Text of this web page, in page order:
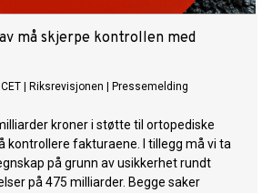
må skjerpe kontrollen med
Riksrevisjonen Pressemelding
kroner i støtte til ortopediske
kontrollere fakturaene. I tillegg må vi ta
på grunn av usikkerhet rundt
på 475 milliarder. Begge saker